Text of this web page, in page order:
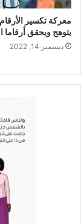
معركة تكسير
يتوهج ويحقق أرقاما
ديسمبر 14, 2022